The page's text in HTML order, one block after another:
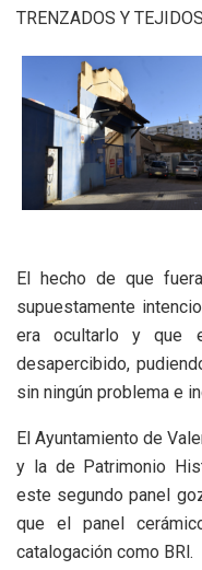
TRENZADOS Y
El hecho de que
supuestamente
era ocultarlo y que
desapercibido,
sin ningún problema e
El Ayuntamiento de
y la de Patrimonio
este segundo panel
que el panel
catalogación como BRl.